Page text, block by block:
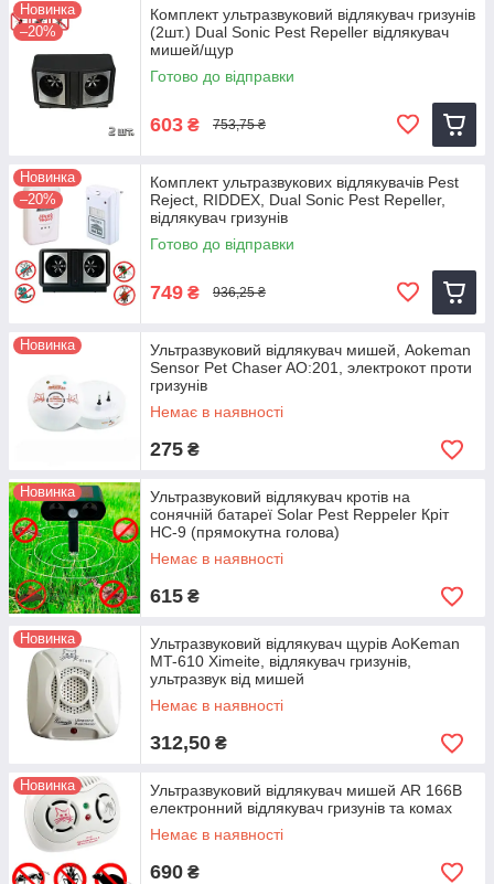
Новинка
–20%
Комплект ультразвуковий відлякувач гризунів
(2шт.) Dual Sonic Pest Repeller відлякувач
мишей/щур
Готово до відправки
603 ₴ 753,75 ₴
Новинка
–20%
Комплект ультразвукових відлякувачів Pest
Reject, RIDDEX, Dual Sonic Pest Repeller,
відлякувач гризунів
Готово до відправки
749 ₴ 936,25 ₴
Новинка
Ультразвуковий відлякувач мишей, Aokeman
Sensor Pet Chaser AO:201, электрокот проти
гризунів
Немає в наявності
275 ₴
Новинка
Ультразвуковий відлякувач кротів на
сонячній батареї Solar Pest Reppeler Кріт
HC-9 (прямокутна голова)
Немає в наявності
615 ₴
Новинка
Ультразвуковий відлякувач щурів AoKeman
MT-610 Ximeite, відлякувач гризунів,
ультразвук від мишей
Немає в наявності
312,50 ₴
Новинка
Ультразвуковий відлякувач мишей AR 166В
електронний відлякувач гризунів та комах
Немає в наявності
690 ₴